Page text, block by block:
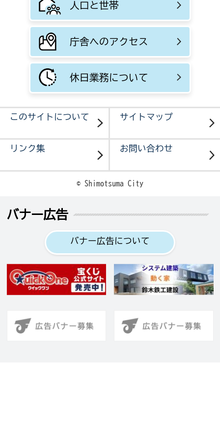
人口と世帯
庁舎へのアクセス
休日業務について
このサイトについて サイトマップ
リンク集 お問い合わせ
© Shimotsuma City
バナー広告
バナー広告について